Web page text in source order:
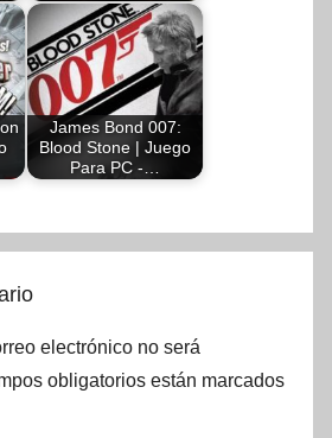
James Bond 007:
Blood Stone | Juego
Para PC -…
electrónico no será
obligatorios están marcados